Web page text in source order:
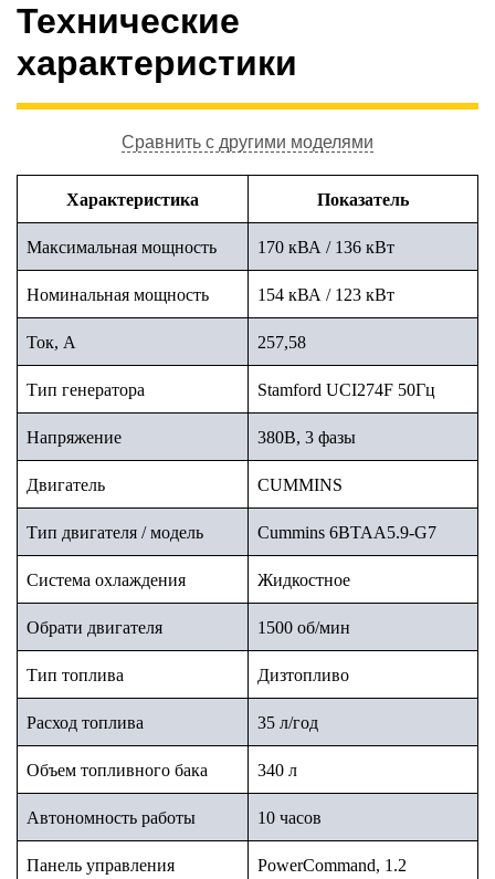
Технические
характеристики
Сравнить с другими моделями
Характеристика Показатель
Максимальная мощность 170 кВА / 136 кВт
Номинальная мощность 154 кВА / 123 кВт
Ток, А 257,58
Тип генератора Stamford UCI274F 50Гц
Напряжение 380В, 3 фазы
Двигатель CUMMINS
Тип двигателя / модель Cummins 6BTAA5.9-G7
Система охлаждения Жидкостное
Обрати двигателя 1500 об/мин
Тип топлива Дизтопливо
Расход топлива 35 л/год
Объем топливного бака 340 л
Автономность работы 10 часов
Панель управления PowerCommand, 1.2